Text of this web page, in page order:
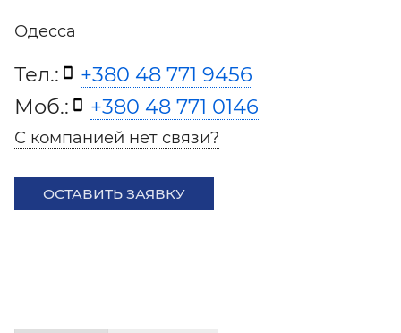
Одесса
Тел.:
+380 48 771 9456
Моб.:
+380 48 771 0146
С компанией нет связи?
ОСТАВИТЬ ЗАЯВКУ